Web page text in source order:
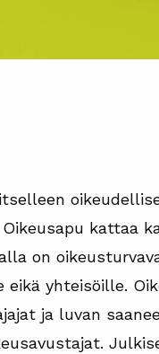
kattaa
on
yhteisöille.
ja luvan